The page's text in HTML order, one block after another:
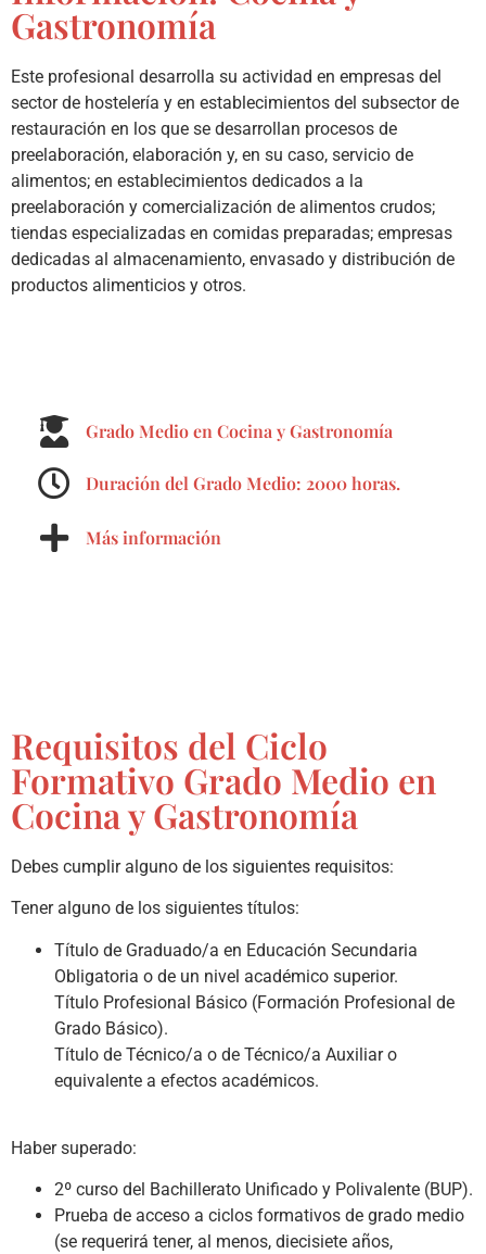
Gastronomía
Este profesional desarrolla su actividad en empresas del
sector de hostelería y en establecimientos del subsector de
restauración en los que se desarrollan procesos de
preelaboración, elaboración y, en su caso, servicio de
alimentos; en establecimientos dedicados a la
preelaboración y comercialización de alimentos crudos;
tiendas especializadas en comidas preparadas; empresas
dedicadas al almacenamiento, envasado y distribución de
productos alimenticios y otros.
Grado Medio en Cocina y Gastronomía
Duración del Grado Medio: 2000 horas.
Más información
Requisitos del Ciclo
Formativo Grado Medio en
Cocina y Gastronomía
Debes cumplir alguno de los siguientes requisitos:
Tener alguno de los siguientes títulos:
Título de Graduado/a en Educación Secundaria
Obligatoria o de un nivel académico superior.
Título Profesional Básico (Formación Profesional de
Grado Básico).
Título de Técnico/a o de Técnico/a Auxiliar o
equivalente a efectos académicos.
Haber superado:
2º curso del Bachillerato Unificado y Polivalente (BUP).
Prueba de acceso a ciclos formativos de grado medio
(se requerirá tener, al menos, diecisiete años,